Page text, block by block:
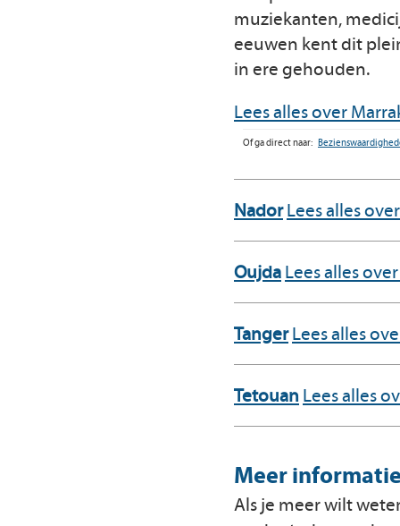
muziekanten,
eeuwen kent dit
in ere gehouden.
Lees alles over
Of ga direct naar:
NadorLees alles
OujdaLees alles
TangerLees alles
Tetouan Lees alles
Meer
Als je meer wilt